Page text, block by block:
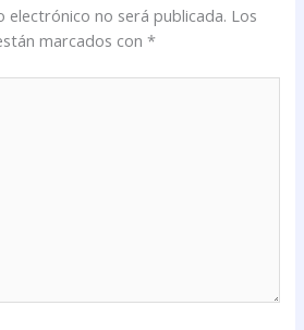
electrónico no será publicada. Los
marcados con*